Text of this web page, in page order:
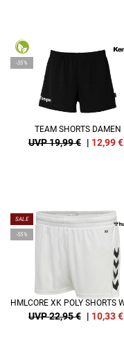
-35%
TEAM SHORTS DAMEN
UVP 19,99 € | 12,99€
SALE
-55%
UVP 22,95 € | 10,33€